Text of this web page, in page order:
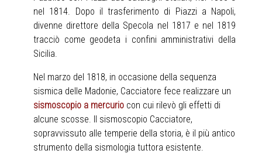
nel 1814. Dopo il trasferimento di Piazzi a Napoli,
divenne direttore della Specola nel 1817 e nel 1819
tracciò come geodeta i confini amministrativi della
Sicilia.
Nel marzo del 1818, in occasione della sequenza
sismica delle Madonie, Cacciatore fece realizzare un
sismoscopio a mercurio con cui rilevò gli effetti di
alcune scosse. Il sismoscopio Cacciatore,
sopravvissuto alle temperie della storia, è il più antico
strumento della sismologia tuttora esistente.